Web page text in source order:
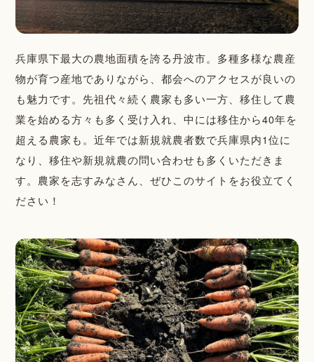
兵庫県下最大の農地面積を誇る丹波市。多種多様な農産
物が育つ産地でありながら、都会へのアクセスが良いの
も魅力です。先祖代々続く農家も多い一方、移住して農
業を始める方々も多く受け入れ、中には移住から40年を
超える農家も。近年では新規就農者数で兵庫県内1位に
なり、移住や新規就農の問い合わせも多くいただきま
す。農家を志すみなさん、ぜひこのサイトをお役立てく
ださい！